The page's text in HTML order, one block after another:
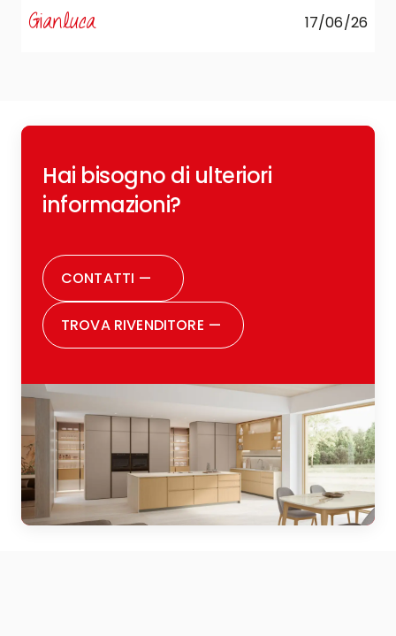
Gianluca 17/06/26
Hai bisogno di ulteriori
informazioni?
CONTATTI —
TROVA RIVENDITORE —